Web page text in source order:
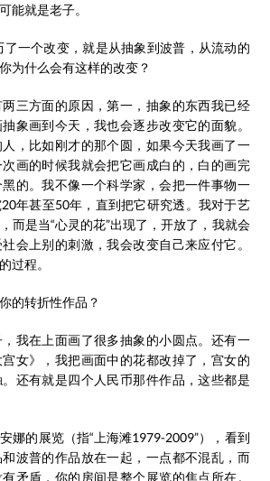
能就是老子。
了一个改变，就是从抽象到波普，从流动的
为什么会有这样的改变？
三方面的原因，第一，抽象的东西我已经
象画到今天，我也会逐步改变它的面貌。
，比如刚才的那个圆，如果今天我画了一
画的时候我就会把它画成白的，白的画完
的。我不像一个科学家，会把一件事物一
年甚至50年，直到把它研究透。我对于艺
而是当“心灵的花”出现了，开放了，我就会
会上别的刺激，我会改变自己来应付它。
过程。
的转折性作品？
我在上面画了很多抽象的小圆点。还有一
女》，我把画面中的花都改掉了，宫女的
还有就是四个人民币那件作品，这些都是
娜的展览（指“上海滩1979-2009”），看到
波普的作品放在一起，一点都不混乱，而
矛盾，你的房间是整个展览的焦点所在。